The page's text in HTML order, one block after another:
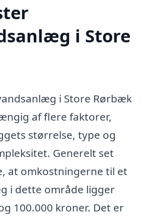
i Store
i Store Rørbæk
af flere faktorer,
størrelse, type og
Generelt set
at omkostningerne til et
i dette område ligger
100.000 kroner. Det er